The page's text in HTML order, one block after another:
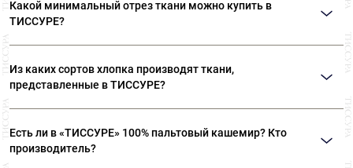
пальтовым тканям. Из кружева шьют не только платья и юбки.
Современная мода предлагает шить кружевные плащи, куртки, брюки,
Какой минимальный отрез ткани можно купить в
ТИССУРЕ?
Из каких сортов хлопка производят ткани,
представленные в ТИССУРЕ?
лучших сортов длинноволокнистого хлопка: Sea Island,
Giza, Tana Low, Supima
Есть ли в «ТИССУРЕ» 100% пальтовый кашемир? Кто
производитель?